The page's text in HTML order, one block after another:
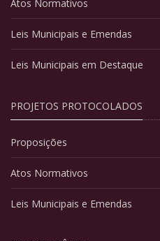
Atos Normativos
Leis Municipais e Emendas
Leis Municipais em Destaque
PROJETOS PROTOCOLADOS
Proposições
Atos Normativos
Leis Municipais e Emendas